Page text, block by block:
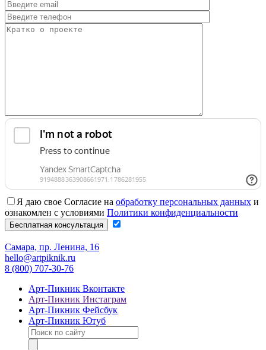
Я даю свое Согласие на обработку персональных данных и
ознакомлен с условиями Политики конфиденциальности
Самара, пр. Ленина, 16
hello@artpiknik.ru
8 (800) 707-30-76
Арт-Пикник Вконтакте
Арт-Пикник Инстаграм
Арт-Пикник Фейсбук
Арт-Пикник Ютуб